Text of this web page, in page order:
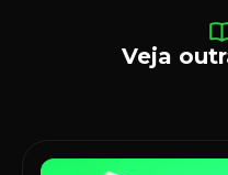
Veja